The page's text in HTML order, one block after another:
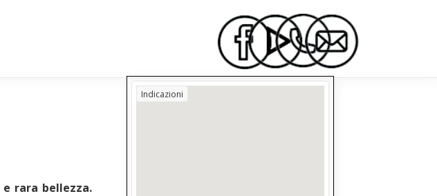
rara bellezza.
Indicazioni